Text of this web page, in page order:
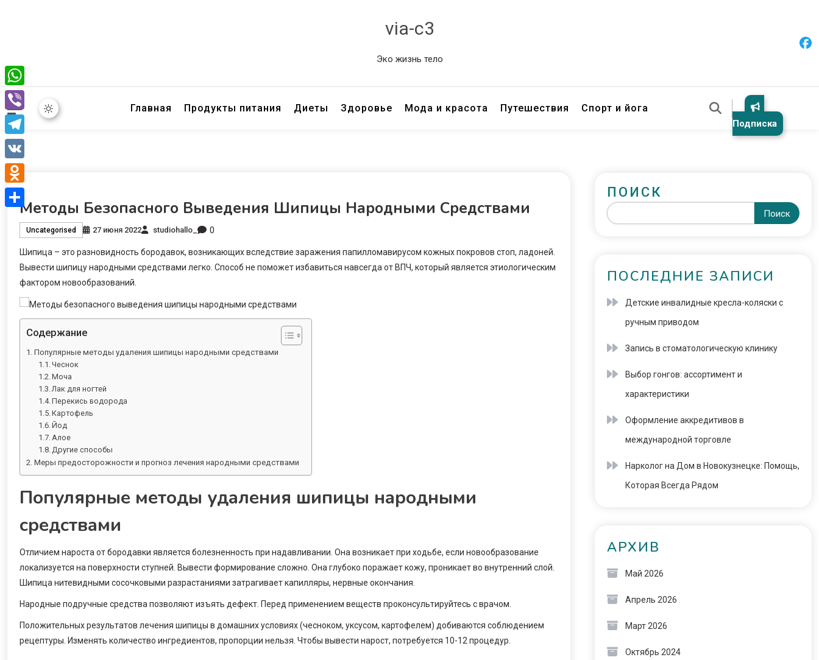
via-c3
Эко жизнь тело
Главная Продукты питания Диеты Здоровье Мода и красота Путешествия Спорт и йога
Подписка
Методы Безопасного Выведения Шипицы Народными Средствами
Uncategorised 27 июня 2022 studiohallo_ 0
Шипица – это разновидность бородавок, возникающих вследствие заражения папилломавирусом кожных покровов стоп, ладоней.
Вывести шипицу народными средствами легко. Способ не поможет избавиться навсегда от ВПЧ, который является этиологическим
фактором новообразований.
Содержание
Популярные методы удаления шипицы народными средствами
Чеснок
Моча
Лак для ногтей
Перекись водорода
Картофель
Йод
Алое
Другие способы
Меры предосторожности и прогноз лечения народными средствами
Популярные методы удаления шипицы народными
средствами
Отличием нароста от бородавки является болезненность при надавливании. Она возникает при ходьбе, если новообразование
локализуется на поверхности ступней. Вывести формирование сложно. Она глубоко поражает кожу, проникает во внутренний слой.
Шипица нитевидными сосочковыми разрастаниями затрагивает капилляры, нервные окончания.
Народные подручные средства позволяют изъять дефект. Перед применением веществ проконсультируйтесь с врачом.
Положительных результатов лечения шипицы в домашних условиях (чесноком, уксусом, картофелем) добиваются соблюдением
рецептуры. Изменять количество ингредиентов, пропорции нельзя. Чтобы вывести нарост, потребуется 10-12 процедур.
ПОИСК
Поиск
ПОСЛЕДНИЕ ЗАПИСИ
Детские инвалидные кресла-коляски с
ручным приводом
Запись в стоматологическую клинику
Выбор гонгов: ассортимент и
характеристики
Оформление аккредитивов в
международной торговле
Нарколог на Дом в Новокузнецке: Помощь,
Которая Всегда Рядом
АРХИВ
Май 2026
Апрель 2026
Март 2026
Октябрь 2024
WhatsApp
Viber
Telegram
VK
Odnoklassniki
Отправить